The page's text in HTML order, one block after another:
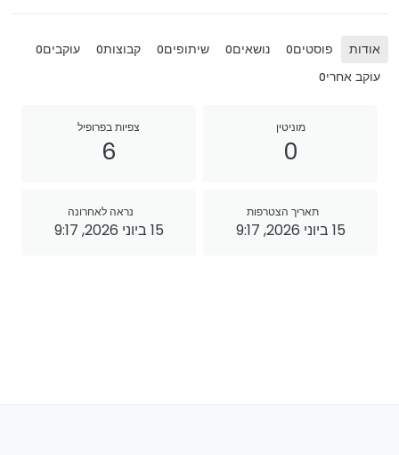
אודות פוסטים0 נושאים0 שיתופים0 קבוצות0 עוקבים0
עוקב אחרי0
מוניטין
0
צפיות בפרופיל
6
תאריך הצטרפות
15 ביוני 2026, 9:17
נראה לאחרונה
15 ביוני 2026, 9:17